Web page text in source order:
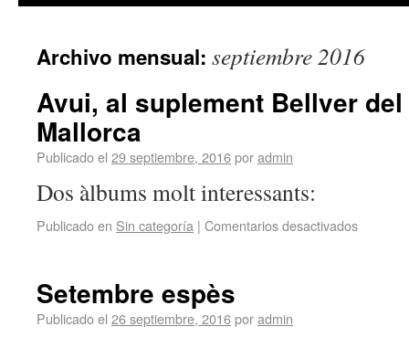
Archivo mensual: septiembre 2016
Avui, al suplement Bellver
Mallorca
Publicado el 29 septiembre, 2016poradmin
Dos àlbums molt interessants:
Publicado en Sin categoría | Comentarios desactivados
Setembre espès
Publicado el 26 septiembre, 2016poradmin